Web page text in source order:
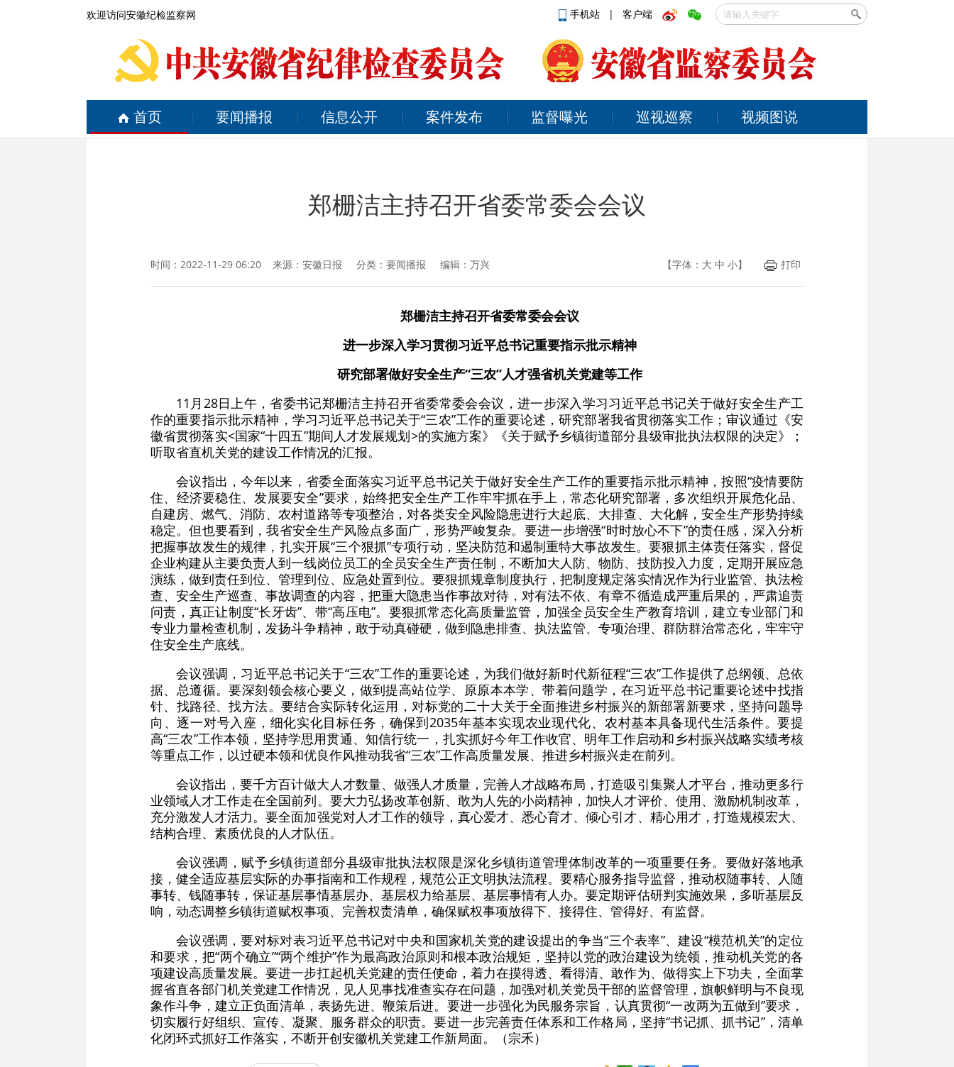
欢迎访问安徽纪检监察网 手机站 | 客户端
首页 要闻播报 信息公开 案件发布 监督曝光 巡视巡察 视频图说
郑栅洁主持召开省委常委会会议
时间：2022-11-29 06:20 来源： 安徽日报 分类：要闻播报 编辑：万兴 【字体： 大 中 小】 打印
郑栅洁主持召开省委常委会会议
进一步深入学习贯彻习近平总书记重要指示批示精神
研究部署做好安全生产“三农”人才强省机关党建等工作
11月28日上午，省委书记郑栅洁主持召开省委常委会会议，进一步深入学习习近平总书记关于做好安全生产工
作的重要指示批示精神，学习习近平总书记关于“三农”工作的重要论述，研究部署我省贯彻落实工作；审议通过《安
徽省贯彻落实<国家“十四五”期间人才发展规划>的实施方案》《关于赋予乡镇街道部分县级审批执法权限的决定》；
听取省直机关党的建设工作情况的汇报。
会议指出，今年以来，省委全面落实习近平总书记关于做好安全生产工作的重要指示批示精神，按照“疫情要防
住、经济要稳住、发展要安全”要求，始终把安全生产工作牢牢抓在手上，常态化研究部署，多次组织开展危化品、
自建房、燃气、消防、农村道路等专项整治，对各类安全风险隐患进行大起底、大排查、大化解，安全生产形势持续
稳定。但也要看到，我省安全生产风险点多面广，形势严峻复杂。要进一步增强“时时放心不下”的责任感，深入分析
把握事故发生的规律，扎实开展“三个狠抓”专项行动，坚决防范和遏制重特大事故发生。要狠抓主体责任落实，督促
企业构建从主要负责人到一线岗位员工的全员安全生产责任制，不断加大人防、物防、技防投入力度，定期开展应急
演练，做到责任到位、管理到位、应急处置到位。要狠抓规章制度执行，把制度规定落实情况作为行业监管、执法检
查、安全生产巡查、事故调查的内容，把重大隐患当作事故对待，对有法不依、有章不循造成严重后果的，严肃追责
问责，真正让制度“长牙齿”、带“高压电”。要狠抓常态化高质量监管，加强全员安全生产教育培训，建立专业部门和
专业力量检查机制，发扬斗争精神，敢于动真碰硬，做到隐患排查、执法监管、专项治理、群防群治常态化，牢牢守
住安全生产底线。
会议强调，习近平总书记关于“三农”工作的重要论述，为我们做好新时代新征程“三农”工作提供了总纲领、总依
据、总遵循。要深刻领会核心要义，做到提高站位学、原原本本学、带着问题学，在习近平总书记重要论述中找指
针、找路径、找方法。要结合实际转化运用，对标党的二十大关于全面推进乡村振兴的新部署新要求，坚持问题导
向、逐一对号入座，细化实化目标任务，确保到2035年基本实现农业现代化、农村基本具备现代生活条件。要提
高“三农”工作本领，坚持学思用贯通、知信行统一，扎实抓好今年工作收官、明年工作启动和乡村振兴战略实绩考核
等重点工作，以过硬本领和优良作风推动我省“三农”工作高质量发展、推进乡村振兴走在前列。
会议指出，要千方百计做大人才数量、做强人才质量，完善人才战略布局，打造吸引集聚人才平台，推动更多行
业领域人才工作走在全国前列。要大力弘扬改革创新、敢为人先的小岗精神，加快人才评价、使用、激励机制改革，
充分激发人才活力。要全面加强党对人才工作的领导，真心爱才、悉心育才、倾心引才、精心用才，打造规模宏大、
结构合理、素质优良的人才队伍。
会议强调，赋予乡镇街道部分县级审批执法权限是深化乡镇街道管理体制改革的一项重要任务。要做好落地承
接，健全适应基层实际的办事指南和工作规程，规范公正文明执法流程。要精心服务指导监督，推动权随事转、人随
事转、钱随事转，保证基层事情基层办、基层权力给基层、基层事情有人办。要定期评估研判实施效果，多听基层反
响，动态调整乡镇街道赋权事项、完善权责清单，确保赋权事项放得下、接得住、管得好、有监督。
会议强调，要对标对表习近平总书记对中央和国家机关党的建设提出的争当“三个表率”、建设“模范机关”的定位
和要求，把“两个确立”“两个维护”作为最高政治原则和根本政治规矩，坚持以党的政治建设为统领，推动机关党的各
项建设高质量发展。要进一步扛起机关党建的责任使命，着力在摸得透、看得清、敢作为、做得实上下功夫，全面掌
握省直各部门机关党建工作情况，见人见事找准查实存在问题，加强对机关党员干部的监督管理，旗帜鲜明与不良现
象作斗争，建立正负面清单，表扬先进、鞭策后进。要进一步强化为民服务宗旨，认真贯彻“一改两为五做到”要求，
切实履行好组织、宣传、凝聚、服务群众的职责。要进一步完善责任体系和工作格局，坚持“书记抓、抓书记”，清单
化闭环式抓好工作落实，不断开创安徽机关党建工作新局面。（宗禾）